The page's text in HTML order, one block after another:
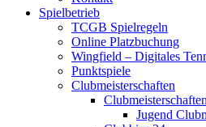
Spielbetrieb
TCGB Spielregeln
Online Platzbuchung
Wingfield – Digitales
Punktspiele
Clubmeisterschaften
Jugend